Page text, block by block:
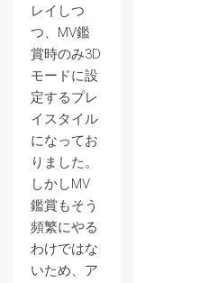
レイしつ
つ、MV鑑
賞時のみ3D
モードに設
定するプレ
イスタイル
になってお
りました。
しかしMV
鑑賞もそう
頻繁にやる
わけではな
いため、ア